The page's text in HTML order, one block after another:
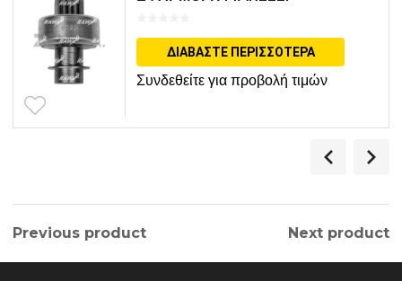
ΔΙΑΒΆΣΤΕ ΠΕΡΙΣΣΌΤΕΡΑ
Συνδεθείτε για προβολή τιμών
Previous product Next product